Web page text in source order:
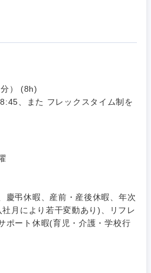
） (8h)
、また フレックスタイム制を
慶弔休暇、産前・産後休暇、年次
月により若干変動あり)、リフレ
ポート休暇(育児・介護・学校行